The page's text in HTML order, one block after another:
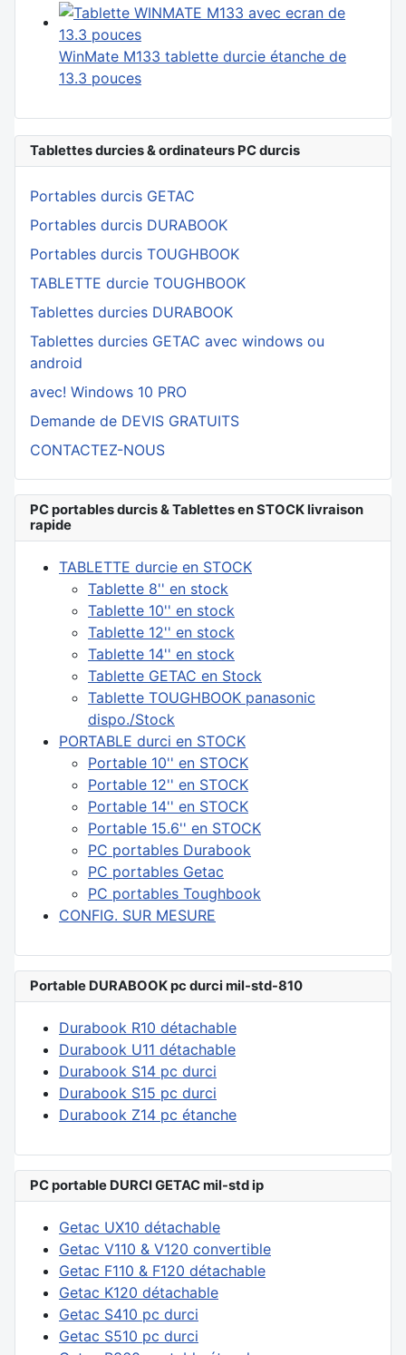
Tablettes durcies & ordinateurs PC durcis
Portables durcis GETAC
Portables durcis DURABOOK
Portables durcis TOUGHBOOK
TABLETTE durcie TOUGHBOOK
Tablettes durcies DURABOOK
Tablettes durcies GETAC avec windows ou
android
avec! Windows 10 PRO
Demande de DEVIS GRATUITS
CONTACTEZ-NOUS
PC portables durcis & Tablettes en STOCK livraison
rapide
TABLETTE durcie en STOCK
Tablette 8'' en stock
Tablette 10'' en stock
Tablette 12'' en stock
Tablette 14'' en stock
Tablette GETAC en Stock
Tablette TOUGHBOOK panasonic
dispo./Stock
PORTABLE durci en STOCK
Portable 10'' en STOCK
Portable 12'' en STOCK
Portable 14'' en STOCK
Portable 15.6'' en STOCK
PC portables Durabook
PC portables Getac
PC portables Toughbook
CONFIG. SUR MESURE
Portable DURABOOK pc durci mil-std-810
Durabook R10 détachable
Durabook U11 détachable
Durabook S14 pc durci
Durabook S15 pc durci
Durabook Z14 pc étanche
PC portable DURCI GETAC mil-std ip
Getac UX10 détachable
Getac V110 & V120 convertible
Getac F110 & F120 détachable
Getac K120 détachable
Getac S410 pc durci
Getac S510 pc durci
WinMate M133 tablette durcie étanche de
13.3 pouces